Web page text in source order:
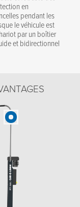
en
pendant les
le véhicule est
par un boîtier
et bidirectionnel